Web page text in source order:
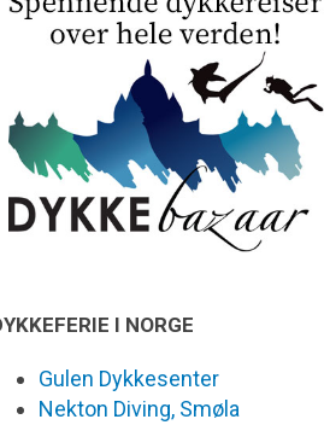
I NORGE
Gulen Dykkesenter
Nekton Diving, Smøla